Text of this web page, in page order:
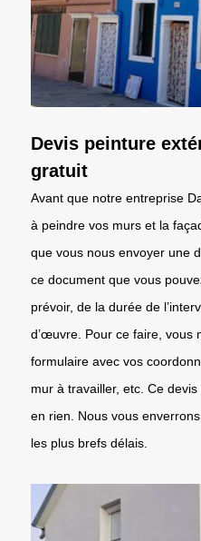
Devis peinture
gratuit
Avant que notre entreprise
à peindre vos murs et la
que vous nous envoyer une
ce document que vous
prévoir, de la durée de
d’œuvre. Pour ce faire, vous
formulaire avec vos
mur à travailler, etc. Ce
en rien. Nous vous
les plus brefs délais.